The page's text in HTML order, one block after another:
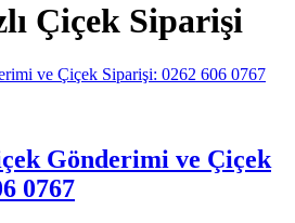
Çiçek Siparişi
ve Çiçek Siparişi: 0262 606 0767
Gönderimi ve Çiçek
0767